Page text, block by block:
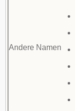
Andere Namen